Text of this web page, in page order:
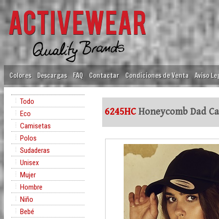
Colores Descargas FAQ Contactar Condiciones de Venta Aviso
Todo
Eco
Camisetas
Polos
Sudaderas
Unisex
Mujer
Hombre
Niño
Bebé
6245HCHoneycomb Dad